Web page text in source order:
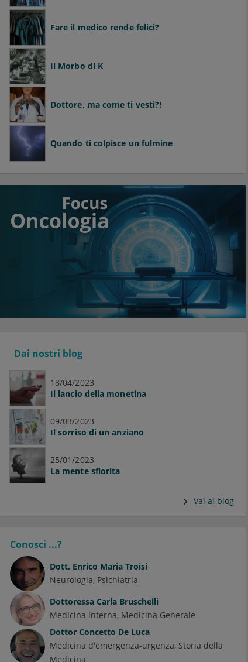
Fare il medico rende felici?
Il Morbo di K
Dottore, ma come ti vesti?!
Quando ti colpisce un fulmine
Dai nostri blog
18/04/2023
Il lancio della monetina
09/03/2023
Il sorriso di un anziano
25/01/2023
La mente sfiorita
Vai ai blog
Conosci ...?
Dott. Enrico Maria Troisi
Neurologia Psichiatria
Dottoressa Carla Bruschelli
Medicina interna Medicina Generale
Dottor Concetto De Luca
Medicina d'emergenza-urgenza Storia della
Medicina